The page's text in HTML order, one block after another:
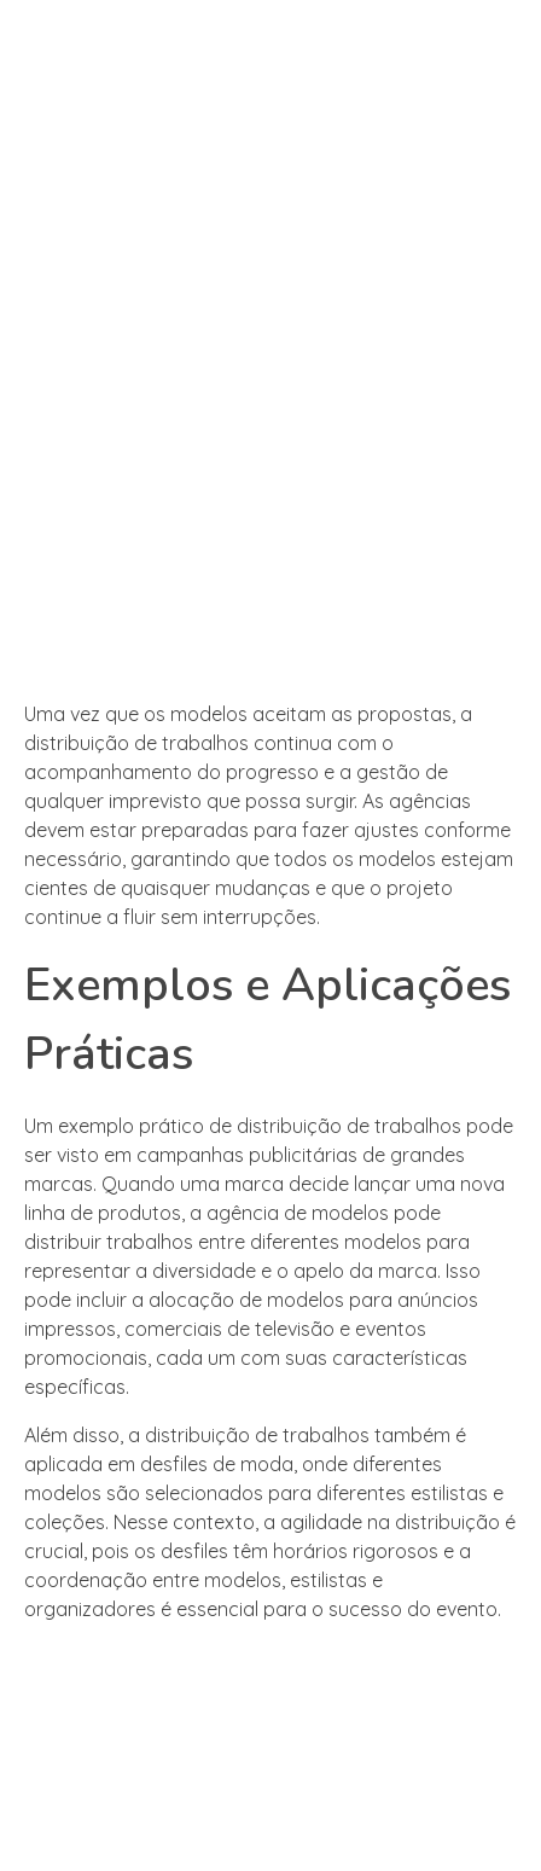
Uma vez que os modelos aceitam as propostas, a
distribuição de trabalhos continua com o
acompanhamento do progresso e a gestão de
qualquer imprevisto que possa surgir. As agências
devem estar preparadas para fazer ajustes conforme
necessário, garantindo que todos os modelos estejam
cientes de quaisquer mudanças e que o projeto
continue a fluir sem interrupções.
Exemplos e Aplicações
Práticas
Um exemplo prático de distribuição de trabalhos pode
ser visto em campanhas publicitárias de grandes
marcas. Quando uma marca decide lançar uma nova
linha de produtos, a agência de modelos pode
distribuir trabalhos entre diferentes modelos para
representar a diversidade e o apelo da marca. Isso
pode incluir a alocação de modelos para anúncios
impressos, comerciais de televisão e eventos
promocionais, cada um com suas características
específicas.
Além disso, a distribuição de trabalhos também é
aplicada em desfiles de moda, onde diferentes
modelos são selecionados para diferentes estilistas e
coleções. Nesse contexto, a agilidade na distribuição é
crucial, pois os desfiles têm horários rigorosos e a
coordenação entre modelos, estilistas e
organizadores é essencial para o sucesso do evento.